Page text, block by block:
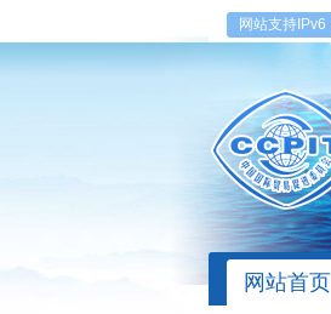
网站支持IPv6
网站首页